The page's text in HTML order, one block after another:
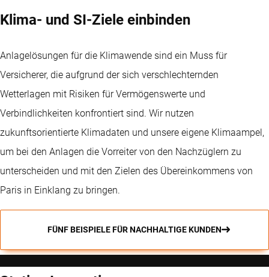
Klima- und SI-Ziele einbinden
Anlagelösungen für die Klimawende sind ein Muss für
Versicherer, die aufgrund der sich verschlechternden
Wetterlagen mit Risiken für Vermögenswerte und
Verbindlichkeiten konfrontiert sind. Wir nutzen
zukunftsorientierte Klimadaten und unsere eigene Klimaampel,
um bei den Anlagen die Vorreiter von den Nachzüglern zu
unterscheiden und mit den Zielen des Übereinkommens von
Paris in Einklang zu bringen.
FÜNF BEISPIELE FÜR NACHHALTIGE KUNDEN